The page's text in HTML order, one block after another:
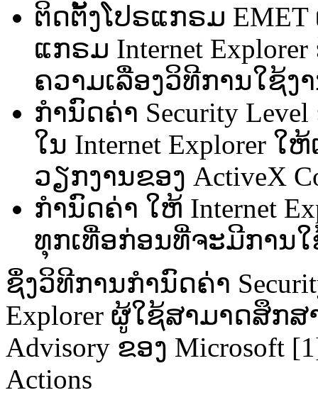
ຕິດ​ຕັ້ງ​ໂປຣ​ແກຣມ
ແກຣມ Internet
ຄວາມ​ເລື່ອງ​ວິທີ​ການ​ໃຊ້​ງ
ກຳນົດ​ຄ່າ Security Level
ໃນ Internet Explorer ໃ
ວຽກງານ​ຂອງ ActiveX
ກຳນົດ​ຄ່າ​ ໃຫ້ Internet
ທຸກ​ເທື່ອ​ກ່ອນທີ່ຈະ​ມີ​ການ​ໃ
ຊຶ່ງ​ວິທີ​ການ​ກຳນົດ​ຄ່າ
Explorer ຜູ້​ໃຊ້​ສາມາດ​ສຶກ​ສ
Advisory ຂອງ Microsoft
Actions